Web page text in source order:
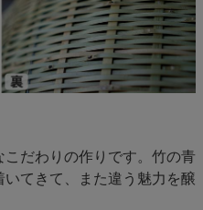
だわりの作りです。竹の青
てきて、また違う魅力を醸